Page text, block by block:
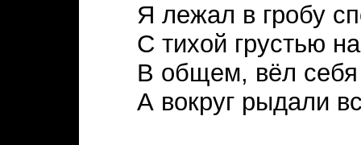
Я лежал в гробу
С тихой грустью
В общем, вёл себя
А вокруг рыдали